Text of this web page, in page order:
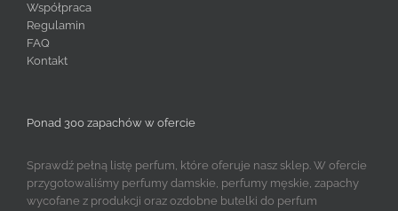
Współpraca
Regulamin
FAQ
Kontakt
Ponad 300 zapachów w ofercie
Sprawdź pełną listę perfum, które oferuje nasz sklep. W ofercie
przygotowaliśmy perfumy damskie, perfumy męskie, zapachy
wycofane z produkcji oraz ozdobne butelki do perfum